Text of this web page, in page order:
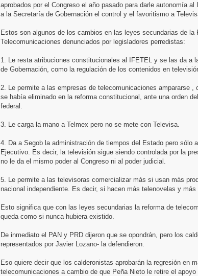
aprobados por el Congreso el año pasado para darle autonomía al
a la Secretaría de Gobernación el control y el favoritismo a
Estos son algunos de los cambios en las leyes secundarias de la
Telecomunicaciones denunciados por legisladores perredistas:
1. Le resta atribuciones constitucionales al IFETEL y se las da a
de Gobernación, como la regulación de los contenidos en
2. Le permite a las empresas de telecomunicaciones ampararse ,
se había eliminado en la reforma constitucional, ante una orden
federal.
3. Le carga la mano a Telmex pero no se mete con Televisa.
4. Da a Segob la administración de tiempos del Estado pero sólo
Ejecutivo. Es decir, la televisión sigue siendo controlada por la
no le da el mismo poder al Congreso ni al poder judicial.
5. Le permite a las televisoras comercializar más si usan más
nacional independiente. Es decir, si hacen más telenovelas y más
Esto significa que con las leyes secundarias la reforma de
queda como si nunca hubiera existido.
De inmediato el PAN y PRD dijeron que se opondrán, pero los
representados por Javier Lozano- la defendieron.
Eso quiere decir que los calderonistas aprobarán la regresión en
telecomunicaciones a cambio de que Peña Nieto le retire el